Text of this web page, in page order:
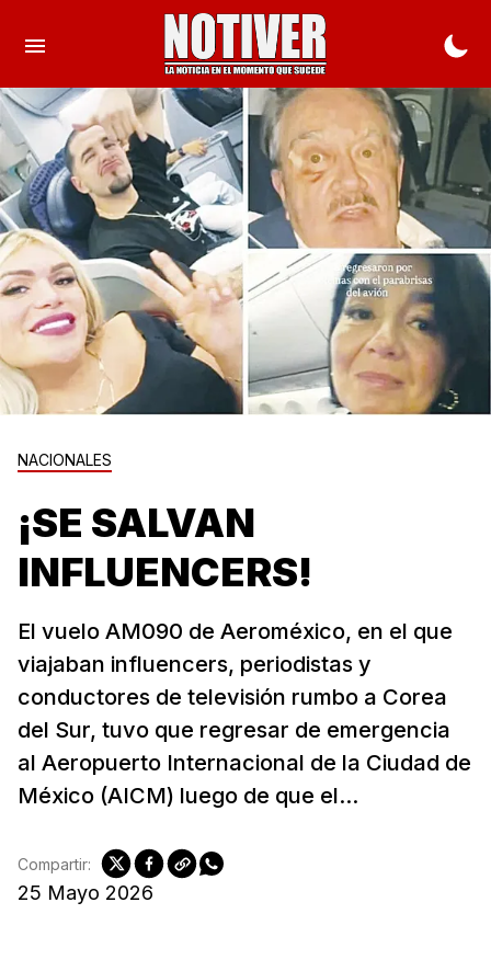
NACIONALES
¡SE SALVAN
INFLUENCERS!
El vuelo AM090 de Aeroméxico, en el que
viajaban influencers, periodistas y
conductores de televisión rumbo a Corea
del Sur, tuvo que regresar de emergencia
al Aeropuerto Internacional de la Ciudad de
México (AICM) luego de que el...
25 Mayo 2026
Compartir: